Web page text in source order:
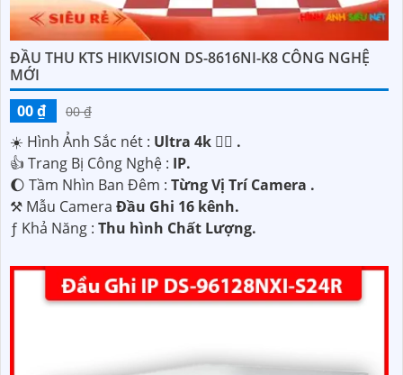
ĐẦU THU KTS HIKVISION DS-8616NI-K8 CÔNG NGHỆ
MỚI
00 ₫
00 ₫
☀️ Hình Ảnh Sắc nét : Ultra 4k 👍🏾 .
👍 Trang Bị Công Nghệ : IP.
🌔 Tầm Nhìn Ban Đêm : Từng Vị Trí Camera .
⚒ Mẫu Camera Đầu Ghi 16 kênh.
️ƒ Khả Năng : Thu hình Chất Lượng.